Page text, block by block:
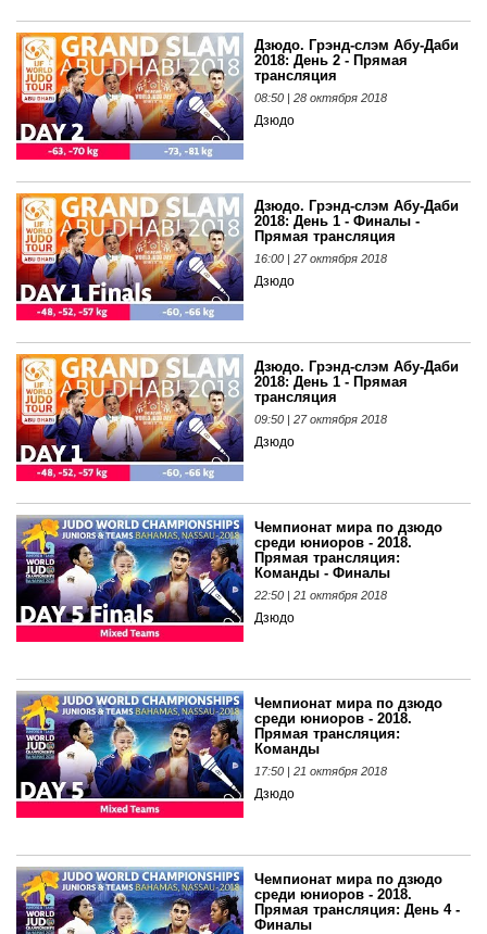
Дзюдо. Грэнд-слэм Абу-Даби
2018: День 2 - Прямая
трансляция
08:50 | 28 октября 2018
Дзюдо
Дзюдо. Грэнд-слэм Абу-Даби
2018: День 1 - Финалы -
Прямая трансляция
16:00 | 27 октября 2018
Дзюдо
Дзюдо. Грэнд-слэм Абу-Даби
2018: День 1 - Прямая
трансляция
09:50 | 27 октября 2018
Дзюдо
Чемпионат мира по дзюдо
среди юниоров - 2018.
Прямая трансляция:
Команды - Финалы
22:50 | 21 октября 2018
Дзюдо
Чемпионат мира по дзюдо
среди юниоров - 2018.
Прямая трансляция:
Команды
17:50 | 21 октября 2018
Дзюдо
Чемпионат мира по дзюдо
среди юниоров - 2018.
Прямая трансляция: День 4 -
Финалы